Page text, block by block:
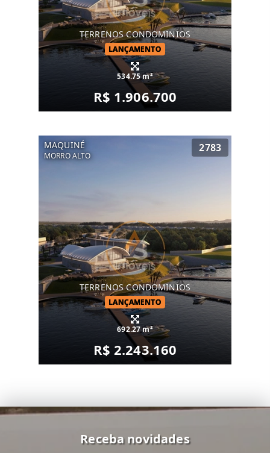
TERRENOS CONDOMINIOS
LANÇAMENTO
534.75 m²
R$ 1.906.700
MAQUINÉ
MORRO ALTO
2783
TERRENOS CONDOMINIOS
LANÇAMENTO
692.27 m²
R$ 2.243.160
Receba novidades